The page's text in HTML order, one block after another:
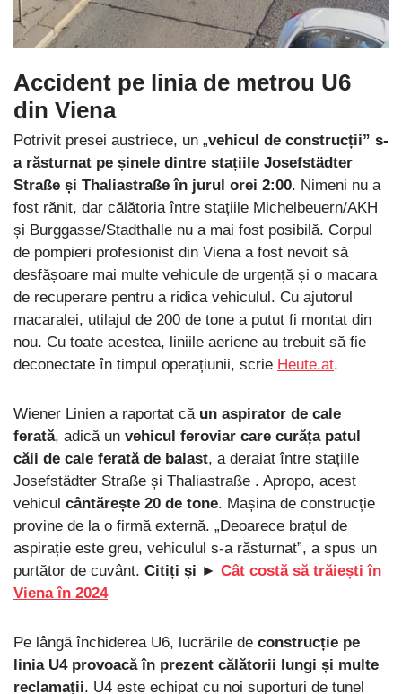
Accident pe linia de metrou U6
din Viena
Potrivit presei austriece, un „vehicul de construcții” s-
a răsturnat pe șinele dintre stațiile Josefstädter
Straße și Thaliastraße în jurul orei 2:00. Nimeni nu a
fost rănit, dar călătoria între stațiile Michelbeuern/AKH
și Burggasse/Stadthalle nu a mai fost posibilă. Corpul
de pompieri profesionist din Viena a fost nevoit să
desfășoare mai multe vehicule de urgență și o macara
de recuperare pentru a ridica vehiculul. Cu ajutorul
macaralei, utilajul de 200 de tone a putut fi montat din
nou. Cu toate acestea, liniile aeriene au trebuit să fie
deconectate în timpul operațiunii, scrie Heute.at.
Wiener Linien a raportat că un aspirator de cale
ferată, adică un vehicul feroviar care curăța patul
căii de cale ferată de balast, a deraiat între stațiile
Josefstädter Straße și Thaliastraße . Apropo, acest
vehicul cântărește 20 de tone. Mașina de construcție
provine de la o firmă externă. „Deoarece brațul de
aspirație este greu, vehiculul s-a răsturnat”, a spus un
purtător de cuvânt. Citiți și ► Cât costă să trăiești în
Viena în 2024
Pe lângă închiderea U6, lucrările de construcție pe
linia U4 provoacă în prezent călătorii lungi și multe
reclamații. U4 este echipat cu noi suporturi de tunel